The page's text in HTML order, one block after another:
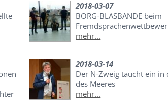
2018-03-07
BORG-BLASBANDE beim
mehr...
2018-03-14
Der N-Zweig taucht ein in
des Meeres
mehr...